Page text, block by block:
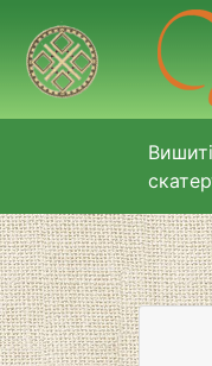
Вишиті